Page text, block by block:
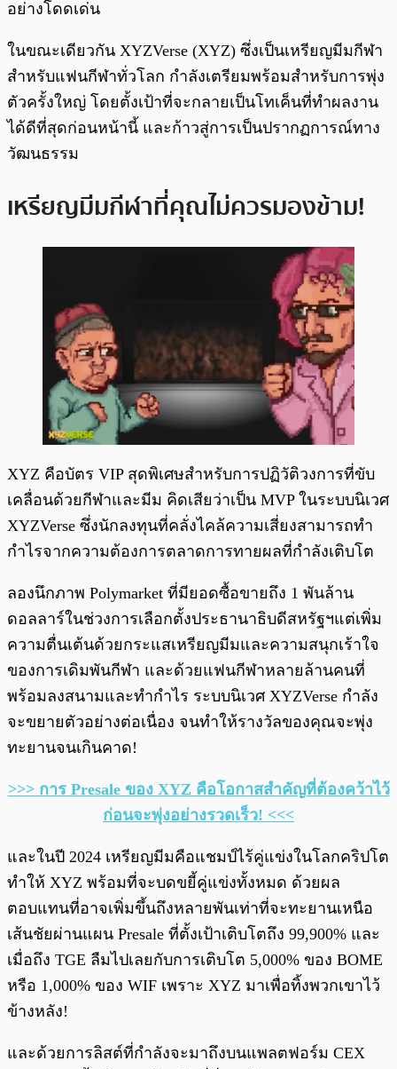
อย่างโดดเด่น
ในขณะเดียวกัน XYZVerse (XYZ) ซึ่งเป็นเหรียญมีมกีฬา
สำหรับแฟนกีฬาทั่วโลก กำลังเตรียมพร้อมสำหรับการพุ่ง
ตัวครั้งใหญ่ โดยตั้งเป้าที่จะกลายเป็นโทเค็นที่ทำผลงาน
ได้ดีที่สุดก่อนหน้านี้ และก้าวสู่การเป็นปรากฏการณ์ทาง
วัฒนธรรม
เหรียญมีมกีฬาที่คุณไม่ควรมองข้าม!
XYZ คือบัตร VIP สุดพิเศษสำหรับการปฏิวัติวงการที่ขับ
เคลื่อนด้วยกีฬาและมีม คิดเสียว่าเป็น MVP ในระบบนิเวศ
XYZVerse ซึ่งนักลงทุนที่คลั่งไคล้ความเสี่ยงสามารถทำ
กำไรจากความต้องการตลาดการทายผลที่กำลังเติบโต
ลองนึกภาพ Polymarket ที่มียอดซื้อขายถึง 1 พันล้าน
ดอลลาร์ในช่วงการเลือกตั้งประธานาธิบดีสหรัฐฯแต่เพิ่ม
ความตื่นเต้นด้วยกระแสเหรียญมีมและความสนุกเร้าใจ
ของการเดิมพันกีฬา และด้วยแฟนกีฬาหลายล้านคนที่
พร้อมลงสนามและทำกำไร ระบบนิเวศ XYZVerse กำลัง
จะขยายตัวอย่างต่อเนื่อง จนทำให้รางวัลของคุณจะพุ่ง
ทะยานจนเกินคาด!
>>> การ Presale ของ XYZ คือโอกาสสำคัญที่ต้องคว้าไว้
ก่อนจะพุ่งอย่างรวดเร็ว! <<<
และในปี 2024 เหรียญมีมคือแชมป์ไร้คู่แข่งในโลกคริปโต
ทำให้ XYZ พร้อมที่จะบดขยี้คู่แข่งทั้งหมด ด้วยผล
ตอบแทนที่อาจเพิ่มขึ้นถึงหลายพันเท่าที่จะทะยานเหนือ
เส้นชัยผ่านแผน Presale ที่ตั้งเป้าเติบโตถึง 99,900% และ
เมื่อถึง TGE ลืมไปเลยกับการเติบโต 5,000% ของ BOME
หรือ 1,000% ของ WIF เพราะ XYZ มาเพื่อทิ้งพวกเขาไว้
ข้างหลัง!
และด้วยการลิสต์ที่กำลังจะมาถึงบนแพลตฟอร์ม CEX